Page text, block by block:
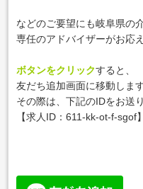
などのご要望にも岐阜県の
専任のアドバイザーがお応
ボタンをクリックすると、
友だち追加画面に移動します
その際は、下記のIDをお送
【求人ID：611-kk-ot-f-sgof】